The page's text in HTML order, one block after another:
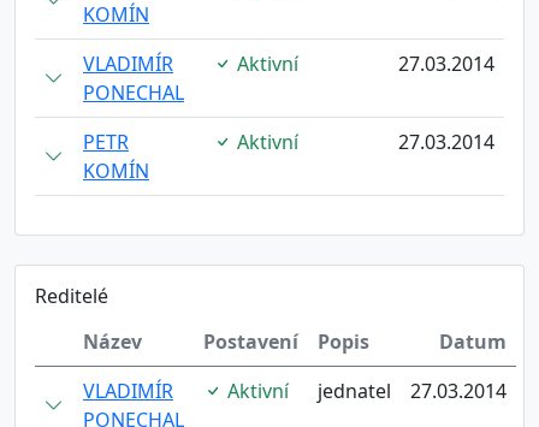
KOMÍN
VLADIMÍR
PONECHAL
Aktivní 27.03.2014
PETR
KOMÍN
Aktivní 27.03.2014
Reditelé
Název
Postavení Popis
Datum
VLADIMÍR
PONECHAL
Aktivní jednatel 27.03.2014